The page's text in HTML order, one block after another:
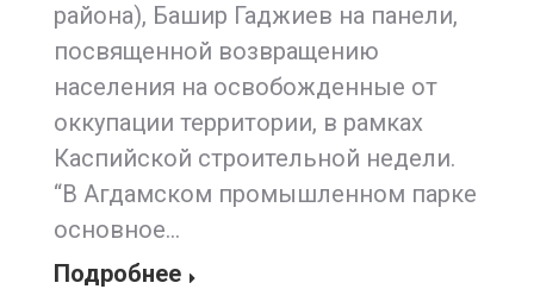
района), Башир Гаджиев на панели,
посвященной возвращению
населения на освобожденные от
оккупации территории, в рамках
Каспийской строительной недели.
“В Агдамском промышленном парке
основное…
Подробнее